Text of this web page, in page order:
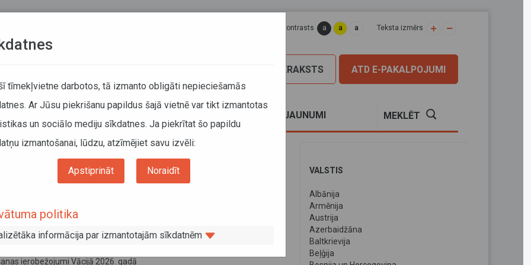
Lapas kontrasts a a a Teksta izmērs
ATD E-PAKALPOJUMI
PIERAKSTS
JAUNUMI MEKLĒT
2026
trešo valstu atļauju saņemšana 2026.gadā
ierobežojumi Vācijā 2026. gadā
VALSTIS
Albānija
Armēnija
Austrija
Azerbaidžāna
Baltkrievija
Beļģija
tīmekļvietne darbotos, tā izmanto obligāti nepieciešamās
Ar Jūsu piekrišanu papildus šajā vietnē var tikt izmantotas
un sociālo mediju sīkdatnes. Ja piekrītat šo papildu
izmantošanai, lūdzu, atzīmējiet savu izvēli:
Apstiprināt Noraidīt
politika
informācija par izmantotajām sīkdatnēm